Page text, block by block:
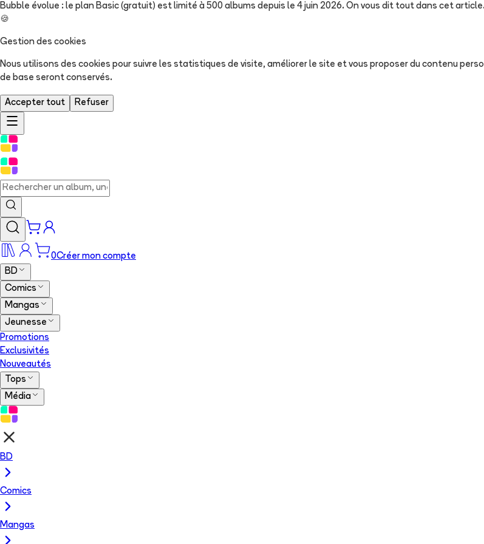
Bubble évolue : le plan Basic (gratuit) est limité à 500 albums depuis le 4 juin 2026. On vous dit tout dans cet
🍪
Gestion des cookies
Nous utilisons des cookies pour suivre les statistiques de visite, améliorer le site et vous proposer du contenu
de base seront conservés.
Accepter tout Refuser
0Créer mon compte
BD
Comics
Mangas
Jeunesse
Promotions
Exclusivités
Nouveautés
Tops
Média
BD
Comics
Mangas